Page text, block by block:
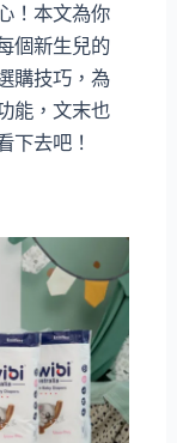
！本文為你
個新生兒的
購技巧，為
能，文末也
下去吧！